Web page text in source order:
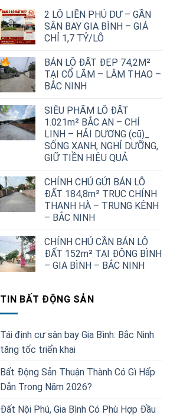
2 LÔ LIỀN PHÚ DƯ – GẦN
SÂN BAY GIA BÌNH – GIÁ
CHỈ 1,7 TỶ/LÔ
gốc
là:
2,500,000,000 ₫.
hiện
tại
là:
1,700,000,000 ₫.
BÁN LÔ ĐẤT ĐẸP 74,2M²
TẠI CỔ LÃM – LÂM THAO –
BẮC NINH
SIÊU PHẨM LÔ ĐẤT
1.021m² BẮC AN – CHÍ
LINH – HẢI DƯƠNG (cũ)_
SỐNG XANH, NGHỈ DƯỠNG,
GIỮ TIỀN HIỆU QUẢ
CHÍNH CHỦ GỬI BÁN LÔ
ĐẤT 184,8m² TRỤC CHÍNH
THANH HÀ – TRUNG KÊNH
– BẮC NINH
CHÍNH CHỦ CẦN BÁN LÔ
ĐẤT 152m² TẠI ĐÔNG BÌNH
– GIA BÌNH – BẮC NINH
TIN BẤT ĐỘNG SẢN
Tái định cư sân bay Gia Bình: Bắc Ninh
tăng tốc triển khai
Bất Động Sản Thuận Thành Có Gì Hấp
Dẫn Trong Năm 2026?
Đất Nội Phú, Gia Bình Có Phù Hợp Đầu